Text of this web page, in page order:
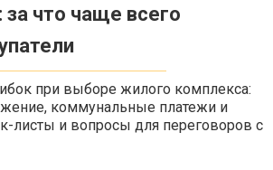
что чаще всего
при выборе жилого комплекса:
коммунальные платежи и
листы и вопросы для переговоров с